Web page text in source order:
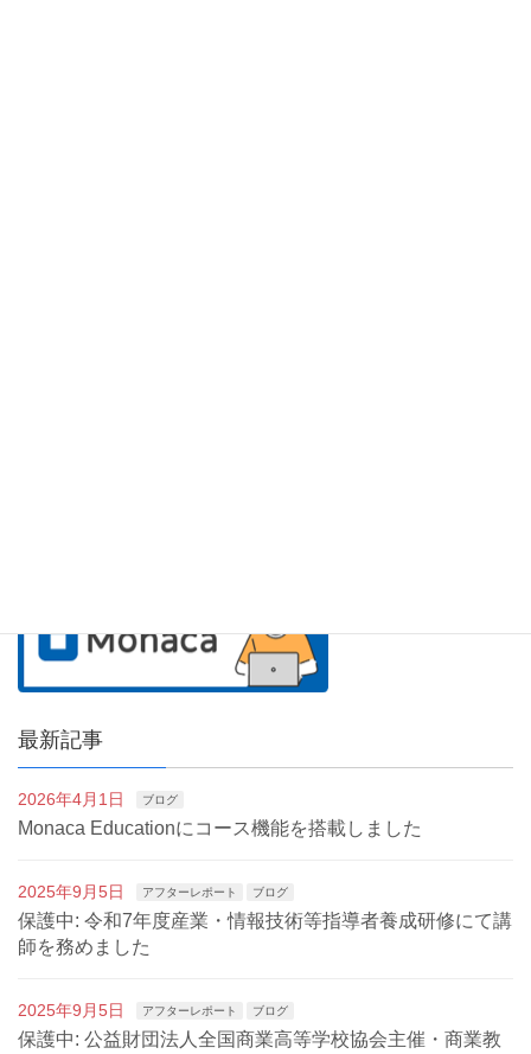
最新記事
2026年4月1日 ブログ
Monaca Educationにコース機能を搭載しました
2025年9月5日 アフターレポート ブログ
保護中: 令和7年度産業・情報技術等指導者養成研修にて講
師を務めました
2025年9月5日 アフターレポート ブログ
保護中: 公益財団法人全国商業高等学校協会主催・商業教